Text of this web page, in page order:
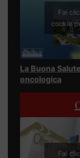
Fai
cookie
La Buona
oncologica
Fai